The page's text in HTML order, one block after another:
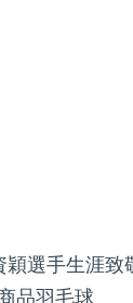
穎選手生涯致
品羽毛球